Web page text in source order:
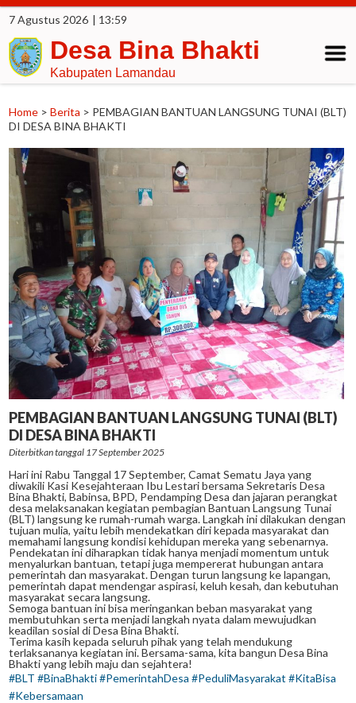
7 Agustus 2026 | 13:59
Desa Bina Bhakti
Kabupaten Lamandau
Home >Berita > PEMBAGIAN BANTUAN LANGSUNG TUNAI (BLT)
DI DESA BINA BHAKTI
PEMBAGIAN BANTUAN LANGSUNG TUNAI (BLT)
DI DESA BINA BHAKTI
Diterbitkan tanggal 17 September 2025
Hari ini Rabu Tanggal 17 September, Camat Sematu Jaya yang
diwakili Kasi Kesejahteraan Ibu Lestari bersama Sekretaris Desa
Bina Bhakti, Babinsa, BPD, Pendamping Desa dan jajaran perangkat
desa melaksanakan kegiatan pembagian Bantuan Langsung Tunai
(BLT) langsung ke rumah-rumah warga. Langkah ini dilakukan dengan
tujuan mulia, yaitu lebih mendekatkan diri kepada masyarakat dan
memahami langsung kondisi kehidupan mereka yang sebenarnya.
Pendekatan ini diharapkan tidak hanya menjadi momentum untuk
menyalurkan bantuan, tetapi juga mempererat hubungan antara
pemerintah dan masyarakat. Dengan turun langsung ke lapangan,
pemerintah dapat mendengar aspirasi, keluh kesah, dan kebutuhan
masyarakat secara langsung.
Semoga bantuan ini bisa meringankan beban masyarakat yang
membutuhkan serta menjadi langkah nyata dalam mewujudkan
keadilan sosial di Desa Bina Bhakti.
Terima kasih kepada seluruh pihak yang telah mendukung
terlaksananya kegiatan ini. Bersama-sama, kita bangun Desa Bina
Bhakti yang lebih maju dan sejahtera!
#BLT #BinaBhakti#PemerintahDesa #PeduliMasyarakat #KitaBisa
#Kebersamaan